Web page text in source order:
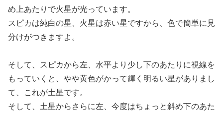
め上あたりで火星が光っています。
スピカは純白の星、火星は赤い星ですから、色で簡単に見
分けがつきますよ。
そして、スピカから左、水平より少し下のあたりに視線を
もっていくと、やや黄色がかって輝く明るい星がありまし
て、これが土星です。
そして、土星からさらに左、今度はちょっと斜め下のあた